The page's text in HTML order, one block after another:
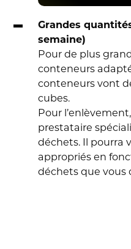
Grandes
semaine)
Pour de plus
conteneurs
conteneurs vont
cubes.
Pour
prestataire
déchets. Il pourra
appropriés en
déchets que vous